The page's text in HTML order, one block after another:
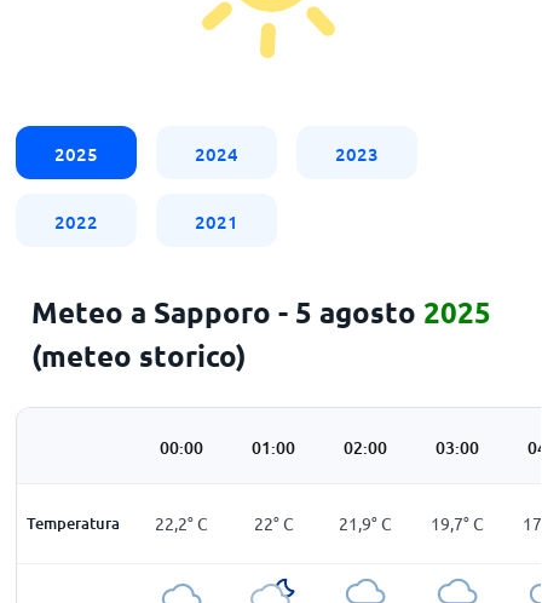
2025 2024 2023
2022 2021
Meteo a Sapporo - 5 agosto 2025
(meteo storico)
00:00 01:00 02:00 03:00
Temperatura 22,2°C 22°C 21,9°C 19,7°C